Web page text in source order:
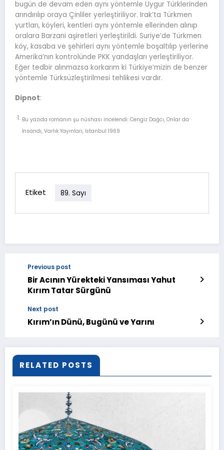
bugün de devam eden aynı yöntemle Uygur Türklerinden
arındırılıp oraya Çinliler yerleştiriliyor. Irak’ta Türkmen
yurtları, köyleri, kentleri aynı yöntemle ellerinden alınıp
oralara Barzani aşiretleri yerleştirildi. Suriye’de Türkmen
köy, kasaba ve şehirleri aynı yöntemle boşaltılıp yerlerine
Amerika’nın kontrolünde PKK yandaşları yerleştiriliyor.
Eğer tedbir alınmazsa korkarım ki Türkiye’mizin de benzer
yöntemle Türksüzleştirilmesi tehlikesi vardır.
Dipnot:
Bu yazıda romanın şu nüshası incelendi: Cengiz Dağcı, Onlar da
İnsandı, Varlık Yayınları, İstanbul 1969
Etiket 89. Sayı
Previous post
Bir Acının Yürekteki Yansıması Yahut
Kırım Tatar Sürgünü
Next post
Kırım’ın Dünü, Bugünü ve Yarını
RELATED POSTS